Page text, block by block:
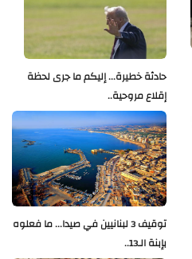
حادثة خطيرة... إليكم ما جرى لحظة
إقلاع مروحية..
توقيف 3 لبنانيين في صيدا... ما فعلوه
بإبنة الـ13..